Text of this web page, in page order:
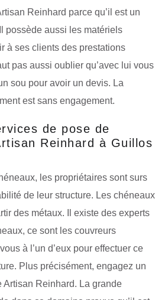
Reinhard parce qu’il est un
possède aussi les matériels
à ses clients des prestations
pas aussi oublier qu’avec lui vous
sou pour avoir un devis. La
est sans engagement.
de pose de
Reinhard à Guillos
les propriétaires sont surs
de leur structure. Les chéneaux
des métaux. Il existe des experts
ce sont les couvreurs
à l’un d’eux pour effectuer ce
Plus précisément, engagez un
Artisan Reinhard. La grande